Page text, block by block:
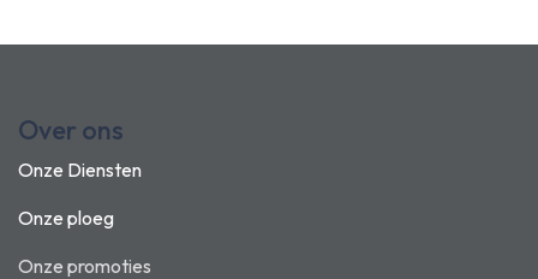
Over ons
Onze Diensten
Onze ploeg
Onze promoties